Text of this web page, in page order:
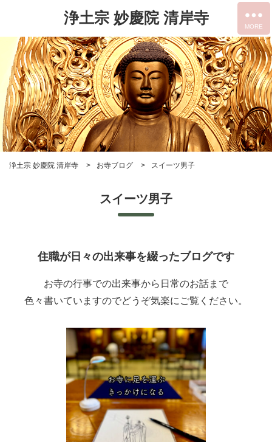
浄土宗 妙慶院 清岸寺
浄土宗 妙慶院 清岸寺 お寺ブログ スイーツ男子
スイーツ男子
住職が日々の出来事を綴ったブログです
お寺の行事での出来事から日常のお話まで
色々書いていますのでどうぞ気楽にご覧ください。